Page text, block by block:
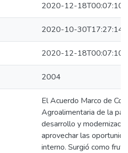
2020-12-18T00:07:10Z
2020-10-30T17:27:14Z
2020-12-18T00:07:10Z
2004
El Acuerdo Marco de
Agroalimentaria de la
desarrollo y
aprovechar las
interno. Surgió como